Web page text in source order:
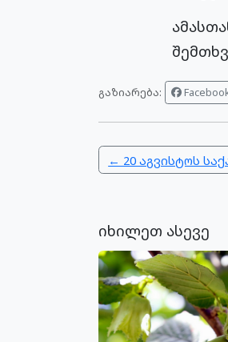
გაზიარება:
← 20 აგვისტოს
იხილეთ ასევე